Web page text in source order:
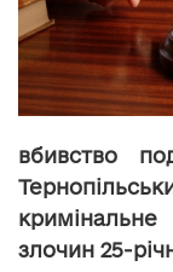
вбивство
злочин 25-